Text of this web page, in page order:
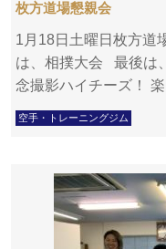
枚方道場懇親会
1月18日土曜日枚方
は、相撲大会 最後は
念撮影ハイチーズ！
空手・トレーニングジム